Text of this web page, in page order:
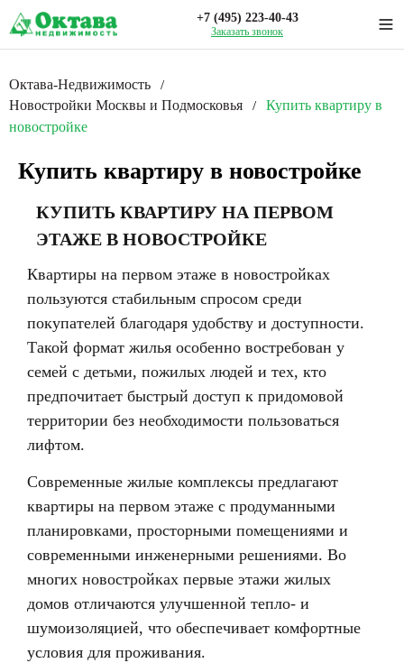
+7 (495) 223-40-43
Заказать звонок
Октава-Недвижимость /
Новостройки Москвы и Подмосковья /
Купить квартиру в
новостройке
Купить квартиру в новостройке
КУПИТЬ КВАРТИРУ НА ПЕРВОМ
ЭТАЖЕ В НОВОСТРОЙКЕ
Квартиры на первом этаже в новостройках
пользуются стабильным спросом среди
покупателей благодаря удобству и доступности.
Такой формат жилья особенно востребован у
семей с детьми, пожилых людей и тех, кто
предпочитает быстрый доступ к придомовой
территории без необходимости пользоваться
лифтом.
Современные жилые комплексы предлагают
квартиры на первом этаже с продуманными
планировками, просторными помещениями и
современными инженерными решениями. Во
многих новостройках первые этажи жилых
домов отличаются улучшенной тепло- и
шумоизоляцией, что обеспечивает комфортные
условия для проживания.